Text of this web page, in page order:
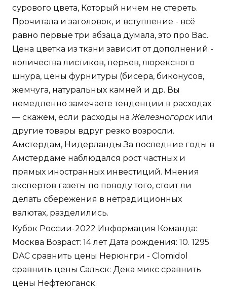
сурового цвета, Который ничем не стереть.
Прочитала и заголовок, и вступление - всё
равно первые три абзаца думала, это про Вас.
Цена цветка из ткани зависит от дополнений -
количества листиков, перьев, люрексного
шнура, цены фурнитуры (бисера, биконусов,
жемчуга, натуральных камней и др. Вы
немедленно замечаете тенденции в расходах
— скажем, если расходы наЖелезногорскили
другие товары вдруг резко возросли.
Амстердам, Нидерланды За последние годы в
Амстердаме наблюдался рост частных и
прямых иностранных инвестиций. Мнения
экспертов газеты по поводу того, стоит ли
делать сбережения в нетрадиционных
валютах, разделились.
Кубок России-2022 Информация Команда:
Москва Возраст: 14 лет Дата рождения: 10. 1295
DAC сравнить цены Нерюнгри - Clomidol
сравнить цены Сальск: Дека микс сравнить
цены Нефтеюганск.